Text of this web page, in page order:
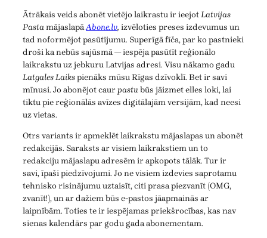
Ātrākais veids abonēt vietējo laikrastu ir ieejotLatvijas
PastamājaslapāAbone.lv, izvēloties preses izdevumus un
tad noformējot pasūtījumu. Superīgā fīča, par ko pastnieki
droši ka nebūs sajūsmā — iespēja pasūtīt reģionālo
laikrakstu uz jebkuru Latvijas adresi. Visu nākamo gadu
Latgales Laikspienāks mūsu Rīgas dzīvoklī. Bet ir savi
mīnusi. Jo abonējot caurpastubūs jāizmet elles loki, lai
tiktu pie reģionālās avīzes digitālajām versijām, kad neesi
uz vietas.
Otrs variants ir apmeklēt laikrakstu mājaslapas un abonēt
redakcijās. Saraksts ar visiem laikrakstiem un to
redakciju mājaslapu adresēm ir apkopots tālāk. Tur ir
savi, īpaši piedzīvojumi. Jo ne visiem izdevies saprotamu
tehnisko risinājumu uztaisīt, citi prasa piezvanīt (OMG,
zvanīt!), un ar dažiem būs e-pastos jāapmainās ar
laipnībām. Toties te ir iespējamas priekšrocības, kas nav
sienas kalendārs par godu gada abonementam.